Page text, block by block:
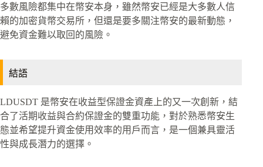
多數風險都集中在幣安本身，雖然幣安已經是大多數人信
賴的加密貨幣交易所，但還是要多關注幣安的最新動態，
避免資金難以取回的風險。
結語
LDUSDT 是幣安在收益型保證金資產上的又一次創新，結
合了活期收益與合約保證金的雙重功能，對於熟悉幣安生
態並希望提升資金使用效率的用戶而言，是一個兼具靈活
性與成長潛力的選擇。